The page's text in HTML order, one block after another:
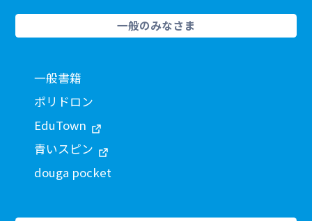
一般のみなさま
一般書籍
ポリドロン
EduTown
青いスピン
douga pocket